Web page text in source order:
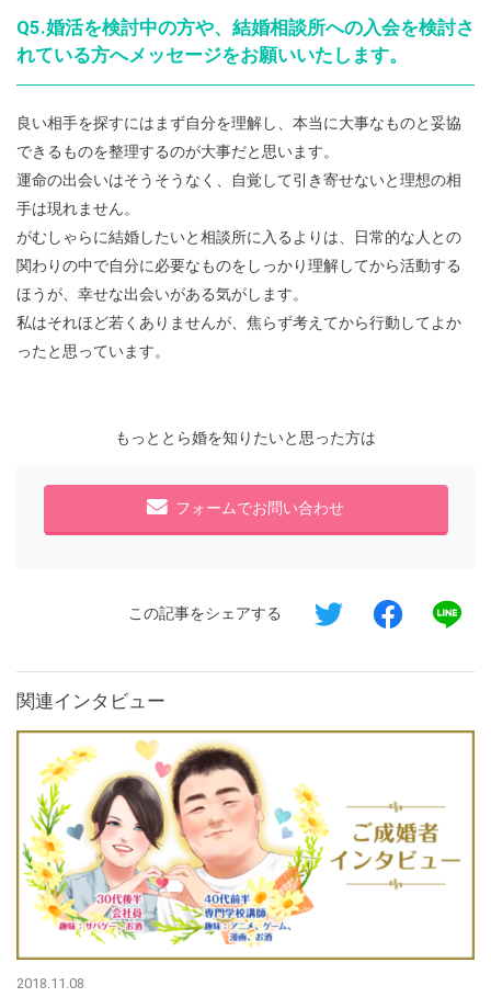
Q5.婚活を検討中の方や、結婚相談所への入会を検討さ
れている方へメッセージをお願いいたします。
良い相手を探すにはまず自分を理解し、本当に大事なものと妥協
できるものを整理するのが大事だと思います。
運命の出会いはそうそうなく、自覚して引き寄せないと理想の相
手は現れません。
がむしゃらに結婚したいと相談所に入るよりは、日常的な人との
関わりの中で自分に必要なものをしっかり理解してから活動する
ほうが、幸せな出会いがある気がします。
私はそれほど若くありませんが、焦らず考えてから行動してよか
ったと思っています。
もっととら婚を知りたいと思った方は
フォームでお問い合わせ
この記事をシェアする
関連インタビュー
2018.11.08